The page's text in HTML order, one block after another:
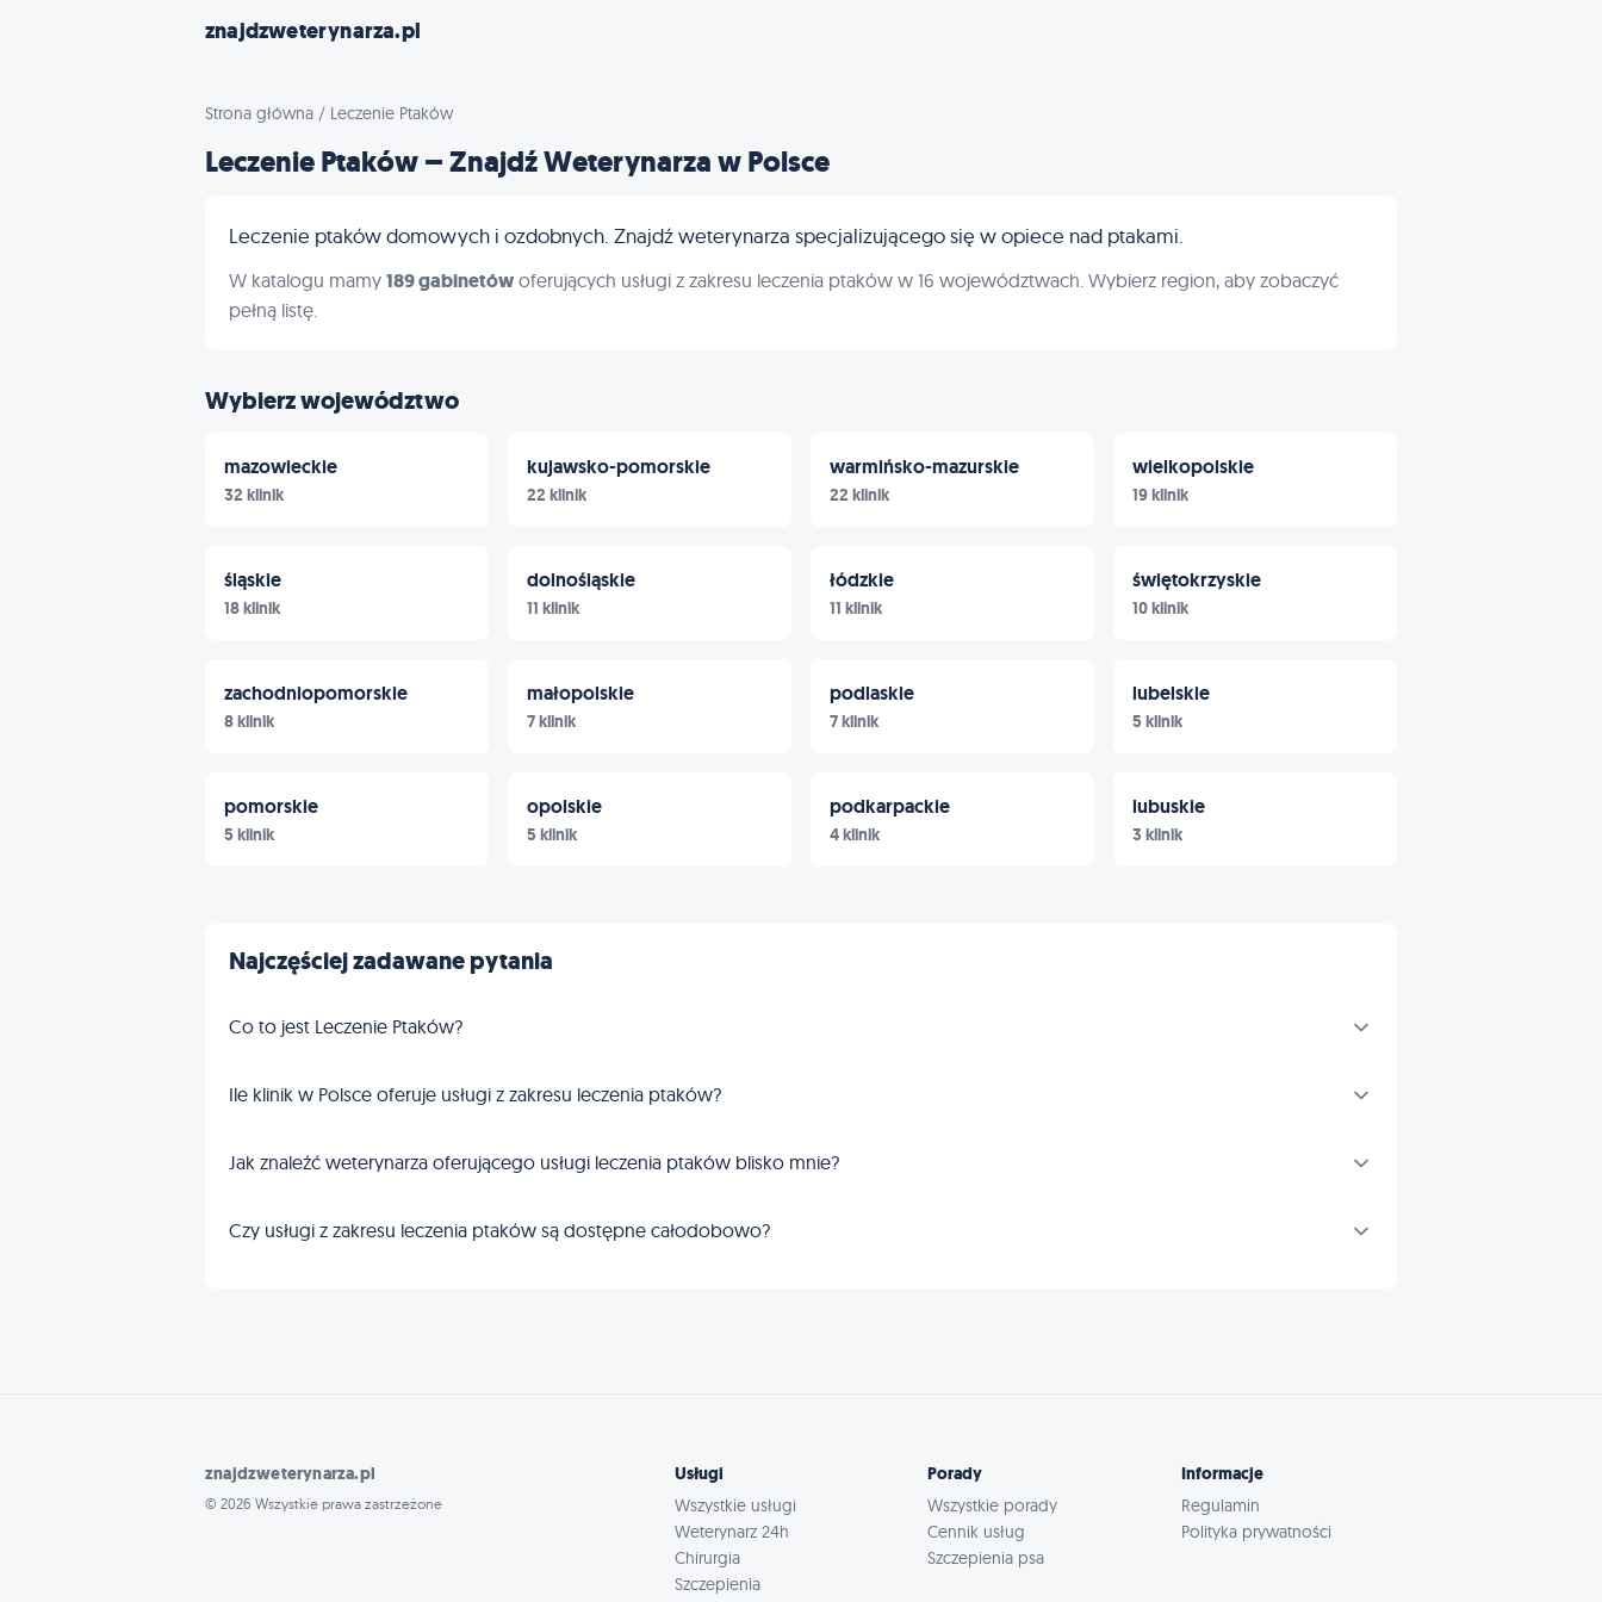
znajdzweterynarza.pl
Strona główna / Leczenie Ptaków
Leczenie Ptaków – Znajdź Weterynarza w Polsce
Leczenie ptaków domowych i ozdobnych. Znajdź weterynarza specjalizującego się w opiece nad ptakami.
W katalogu mamy 189 gabinetów oferujących usługi z zakresu leczenia ptaków w 16 województwach. Wybierz region, aby zobaczyć
pełną listę.
Wybierz województwo
mazowieckie
32 klinik
kujawsko-pomorskie
22 klinik
warmińsko-mazurskie
22 klinik
wielkopolskie
19 klinik
śląskie
18 klinik
dolnośląskie
11 klinik
łódzkie
11 klinik
świętokrzyskie
10 klinik
zachodniopomorskie
8 klinik
małopolskie
7 klinik
podlaskie
7 klinik
lubelskie
5 klinik
pomorskie
5 klinik
opolskie
5 klinik
podkarpackie
4 klinik
lubuskie
3 klinik
Najczęściej zadawane pytania
Co to jest Leczenie Ptaków?
Ile klinik w Polsce oferuje usługi z zakresu leczenia ptaków?
Jak znaleźć weterynarza oferującego usługi leczenia ptaków blisko mnie?
Czy usługi z zakresu leczenia ptaków są dostępne całodobowo?
znajdzweterynarza.pl
© 2026 Wszystkie prawa zastrzeżone
Usługi
Wszystkie usługi
Weterynarz 24h
Chirurgia
Szczepienia
Porady
Wszystkie porady
Cennik usług
Szczepienia psa
Informacje
Regulamin
Polityka prywatności